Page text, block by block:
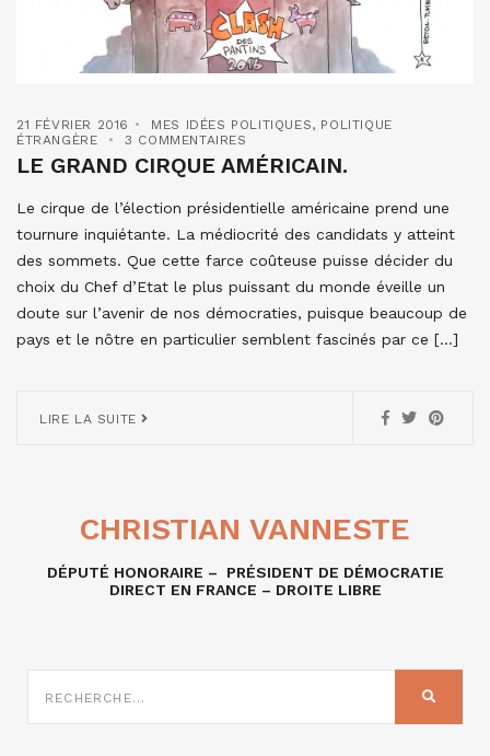
21 FÉVRIER 2016 MES IDÉES POLITIQUES, POLITIQUE
ÉTRANGÈRE
3 COMMENTAIRES
LE GRAND CIRQUE AMÉRICAIN.
Le cirque de l’élection présidentielle américaine prend une
tournure inquiétante. La médiocrité des candidats y atteint
des sommets. Que cette farce coûteuse puisse décider du
choix du Chef d’Etat le plus puissant du monde éveille un
doute sur l’avenir de nos démocraties, puisque beaucoup de
pays et le nôtre en particulier semblent fascinés par ce […]
LIRE LA SUITE
CHRISTIAN VANNESTE
DÉPUTÉ HONORAIRE – PRÉSIDENT DE DÉMOCRATIE
DIRECT EN FRANCE – DROITE LIBRE
SUR